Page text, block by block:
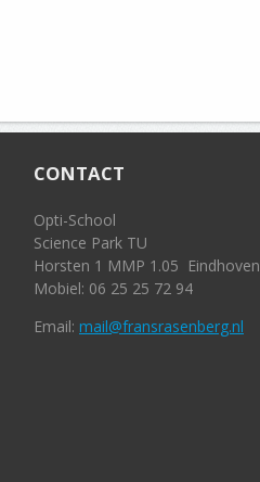
CONTACT
Opti-School
Science Park TU
Horsten 1 MMP 1.05 Eindhoven
Mobiel: 06 25 25 72 94
Email: mail@fransrasenberg.nl